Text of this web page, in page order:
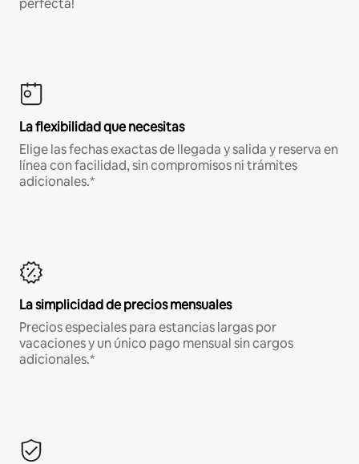
perfecta!
La flexibilidad que necesitas
Elige las fechas exactas de llegada y salida y reserva en
línea con facilidad, sin compromisos ni trámites
adicionales.*
La simplicidad de precios mensuales
Precios especiales para estancias largas por
vacaciones y un único pago mensual sin cargos
adicionales.*